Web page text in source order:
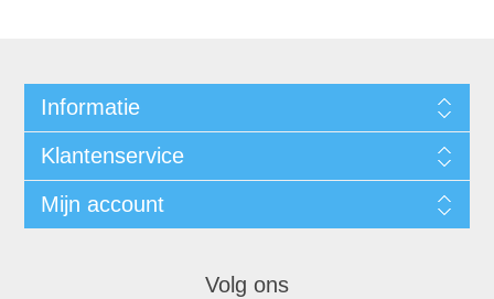
Informatie
Klantenservice
Mijn account
Volg ons